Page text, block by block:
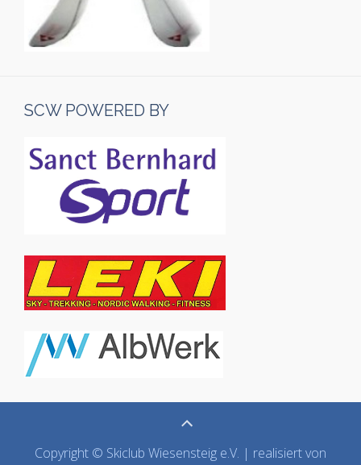
SCW POWERED BY
Copyright © Skiclub Wiesensteig e.V. | realisiert von